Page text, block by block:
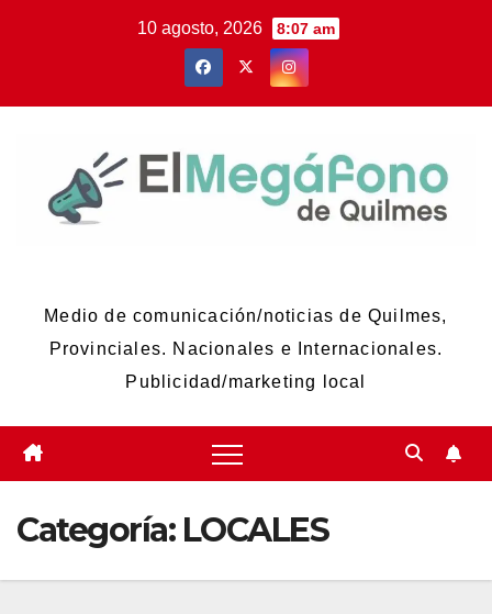
10 agosto, 2026 8:07 am
Medio de comunicación/noticias de Quilmes,
Provinciales. Nacionales e Internacionales.
Publicidad/marketing local
Categoría: LOCALES